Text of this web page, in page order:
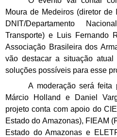
Moura de Medeiros (diretor de
DNIT/Departamento
Transporte) e Luis Fernando
Associação Brasileira dos
vão destacar a situação
soluções possíveis para esse
A moderação será feita
Márcio Holland e Daniel
projeto conta com apoio do
Estado do Amazonas), FIEAM
Estado do Amazonas e